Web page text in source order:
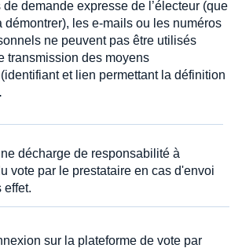
demande expresse de l’électeur (que
démontrer), les e-mails ou les numéros
ne peuvent pas être utilisés
transmission des moyens
et lien permettant la définition
.
décharge de responsabilité à
vote par le prestataire en cas d'envoi
effet.
sur la plateforme de vote par